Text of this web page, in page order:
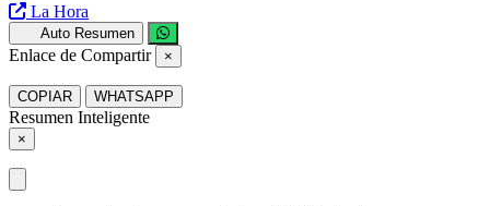
La Hora
Auto Resumen
Enlace de Compartir ×
COPIAR WHATSAPP
Resumen Inteligente
×